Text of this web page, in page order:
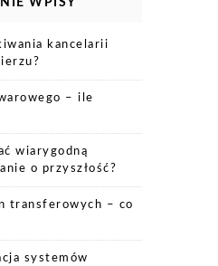
WPISY
kancelarii
– ile
wiarygodną
o przyszłość?
transferowych – co
systemów